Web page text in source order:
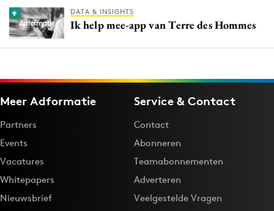
DATA & INSIGHTS
Ik help mee-app van Terre des Hommes
Meer Adformatie
Partners
Events
Vacatures
Whitepapers
Nieuwsbrief
Service & Contact
Contact
Abonneren
Teamabonnementen
Adverteren
Veelgestelde Vragen